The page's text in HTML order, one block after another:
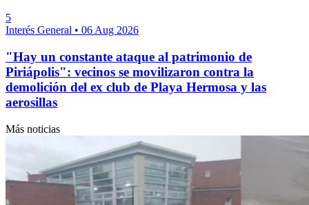
5
Interés General • 06 Aug 2026
"Hay un constante ataque al patrimonio de
Piriápolis": vecinos se movilizaron contra la
demolición del ex club de Playa Hermosa y las
aerosillas
Más noticias